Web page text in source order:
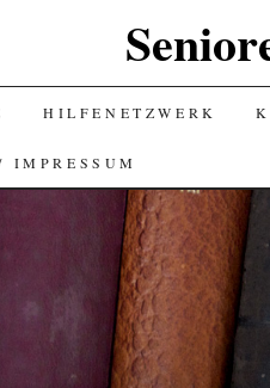
HILFENETZWERK
IMPRESSUM